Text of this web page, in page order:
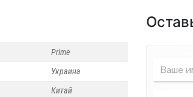
Водонагреватели
Prime
Украина
Китай